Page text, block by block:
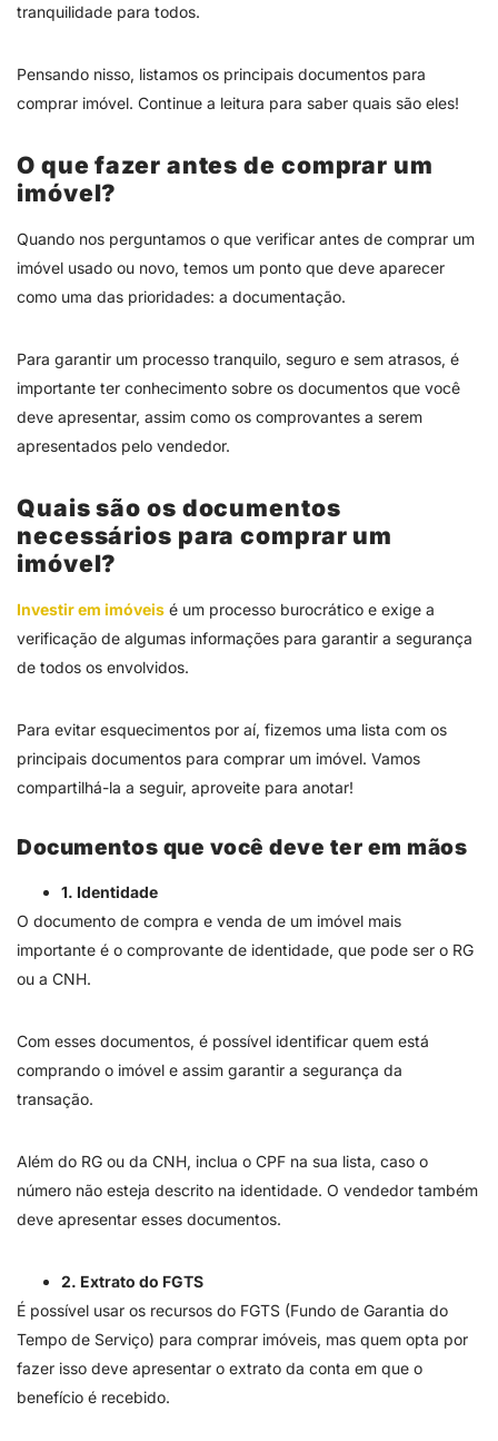
tranquilidade para todos.
Pensando nisso, listamos os principais documentos para
comprar imóvel. Continue a leitura para saber quais são eles!
O que fazer antes de comprar um
imóvel?
Quando nos perguntamos o que verificar antes de comprar um
imóvel usado ou novo, temos um ponto que deve aparecer
como uma das prioridades: a documentação.
Para garantir um processo tranquilo, seguro e sem atrasos, é
importante ter conhecimento sobre os documentos que você
deve apresentar, assim como os comprovantes a serem
apresentados pelo vendedor.
Quais são os documentos
necessários para comprar um
imóvel?
Investir em imóveis é um processo burocrático e exige a
verificação de algumas informações para garantir a segurança
de todos os envolvidos.
Para evitar esquecimentos por aí, fizemos uma lista com os
principais documentos para comprar um imóvel. Vamos
compartilhá-la a seguir, aproveite para anotar!
Documentos que você deve ter em mãos
1. Identidade
O documento de compra e venda de um imóvel mais
importante é o comprovante de identidade, que pode ser o RG
ou a CNH.
Com esses documentos, é possível identificar quem está
comprando o imóvel e assim garantir a segurança da
transação.
Além do RG ou da CNH, inclua o CPF na sua lista, caso o
número não esteja descrito na identidade. O vendedor também
deve apresentar esses documentos.
2. Extrato do FGTS
É possível usar os recursos do FGTS (Fundo de Garantia do
Tempo de Serviço) para comprar imóveis, mas quem opta por
fazer isso deve apresentar o extrato da conta em que o
benefício é recebido.